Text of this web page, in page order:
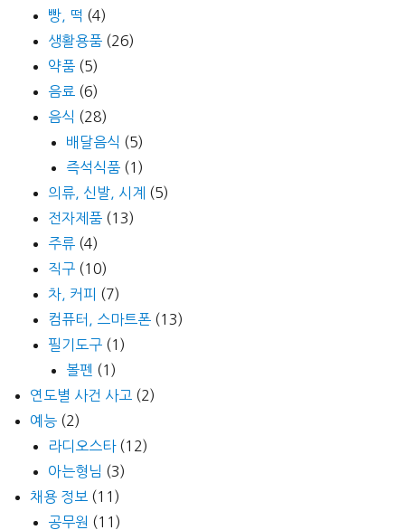
빵, 떡 (4)
생활용품 (26)
약품 (5)
음료 (6)
음식 (28)
배달음식 (5)
즉석식품 (1)
의류, 신발, 시계 (5)
전자제품 (13)
주류 (4)
직구 (10)
차, 커피 (7)
컴퓨터, 스마트폰 (13)
필기도구 (1)
볼펜 (1)
연도별 사건 사고 (2)
예능 (2)
라디오스타(12)
아는형님 (3)
채용 정보 (11)
공무원 (11)